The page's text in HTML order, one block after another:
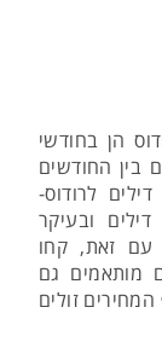
הן בחודשי
בין החודשים
לרודוס-
ובעיקר
עם זאת, קחו
מותאמים גם
זולים